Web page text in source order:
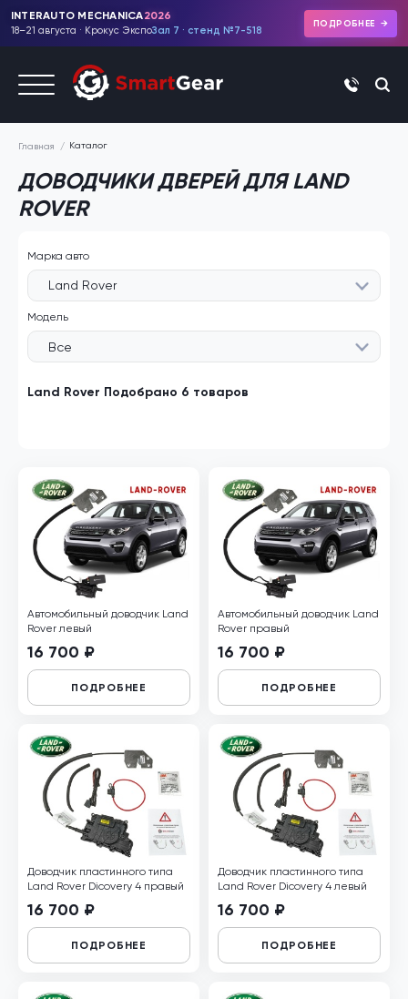
INTERAUTO MECHANICA2026
18–21 августа · Крокус ЭкспоЗал 7 · стенд №7-518
ПОДРОБНЕЕ
+7 (495)
Главная Каталог
ДОВОДЧИКИ ДВЕРЕЙ ДЛЯ LAND
ROVER
Марка авто
Land Rover
Модель
Все
Land Rover Подобрано 6 товаров
Автомобильный доводчик Land
Rover левый
16 700 ₽
ПОДРОБНЕЕ
Автомобильный доводчик Land
Rover правый
16 700 ₽
ПОДРОБНЕЕ
Доводчик пластинного типа
Land Rover Dicovery 4 правый
16 700 ₽
ПОДРОБНЕЕ
Доводчик пластинного типа
Land Rover Dicovery 4 левый
16 700 ₽
ПОДРОБНЕЕ